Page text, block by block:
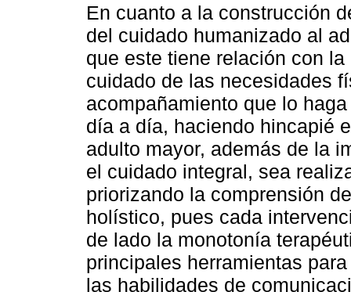
En cuanto a la construcción
del cuidado humanizado al
que este tiene relación con
cuidado de las necesidades
acompañamiento que lo
día a día, haciendo hincapié
adulto mayor, además de la
el cuidado integral, sea
priorizando la comprensión
holístico, pues cada
de lado la monotonía
principales herramientas
las habilidades de